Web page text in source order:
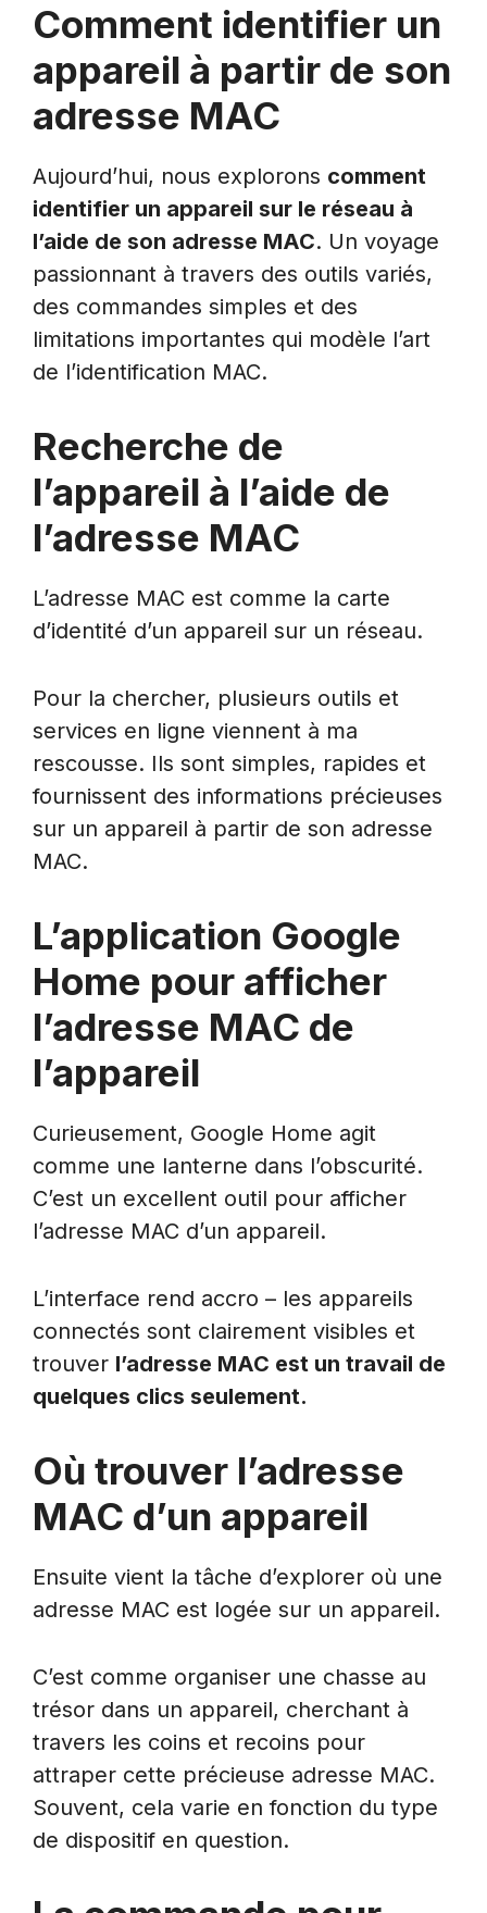
Comment identifier un
appareil à partir de son
adresse MAC
Aujourd’hui, nous explorons comment
identifier un appareil sur le réseau à
l’aide de son adresse MAC. Un voyage
passionnant à travers des outils variés,
des commandes simples et des
limitations importantes qui modèle l’art
de l’identification MAC.
Recherche de
l’appareil à l’aide de
l’adresse MAC
L’adresse MAC est comme la carte
d’identité d’un appareil sur un réseau.
Pour la chercher, plusieurs outils et
services en ligne viennent à ma
rescousse. Ils sont simples, rapides et
fournissent des informations précieuses
sur un appareil à partir de son adresse
MAC.
L’application Google
Home pour afficher
l’adresse MAC de
l’appareil
Curieusement, Google Home agit
comme une lanterne dans l’obscurité.
C’est un excellent outil pour afficher
l’adresse MAC d’un appareil.
L’interface rend accro – les appareils
connectés sont clairement visibles et
trouver l’adresse MAC est un travail de
quelques clics seulement.
Où trouver l’adresse
MAC d’un appareil
Ensuite vient la tâche d’explorer où une
adresse MAC est logée sur un appareil.
C’est comme organiser une chasse au
trésor dans un appareil, cherchant à
travers les coins et recoins pour
attraper cette précieuse adresse MAC.
Souvent, cela varie en fonction du type
de dispositif en question.